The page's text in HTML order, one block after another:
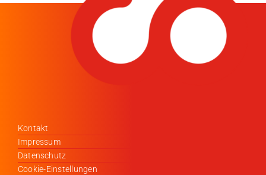
Kontakt
Impressum
Datenschutz
Cookie-Einstellungen